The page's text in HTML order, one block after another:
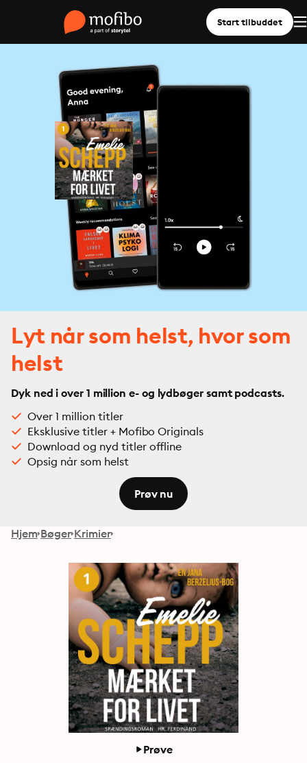
Start tilbuddet
Lyt når som helst, hvor som
helst
Dyk ned i over 1 million e- og lydbøger samt podcasts.
Over 1 million titler
Eksklusive titler + Mofibo Originals
Download og nyd titler offline
Opsig når som helst
Prøv nu
Hjem Bøger Krimier
Prøve